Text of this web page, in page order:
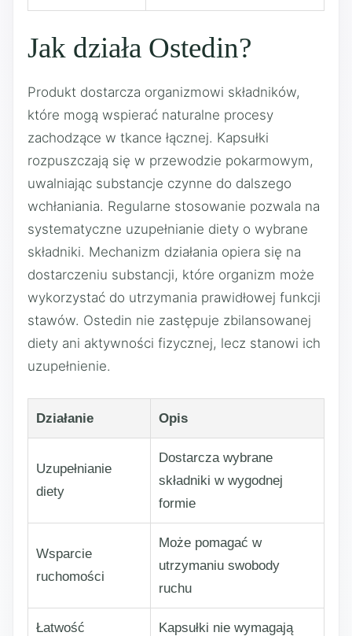
Jak działa Ostedin?
Produkt dostarcza organizmowi składników,
które mogą wspierać naturalne procesy
zachodzące w tkance łącznej. Kapsułki
rozpuszczają się w przewodzie pokarmowym,
uwalniając substancje czynne do dalszego
wchłaniania. Regularne stosowanie pozwala na
systematyczne uzupełnianie diety o wybrane
składniki. Mechanizm działania opiera się na
dostarczeniu substancji, które organizm może
wykorzystać do utrzymania prawidłowej funkcji
stawów. Ostedin nie zastępuje zbilansowanej
diety ani aktywności fizycznej, lecz stanowi ich
uzupełnienie.
Działanie Opis
Uzupełnianie
diety
Dostarcza wybrane
składniki w wygodnej
formie
Wsparcie
ruchomości
Może pomagać w
utrzymaniu swobody
ruchu
Łatwość
Kapsułki nie wymagają